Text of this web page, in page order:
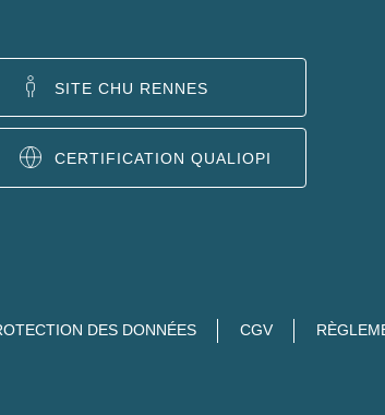
SITE CHU RENNES
CERTIFICATION QUALIOPI
DES DONNÉES CGV